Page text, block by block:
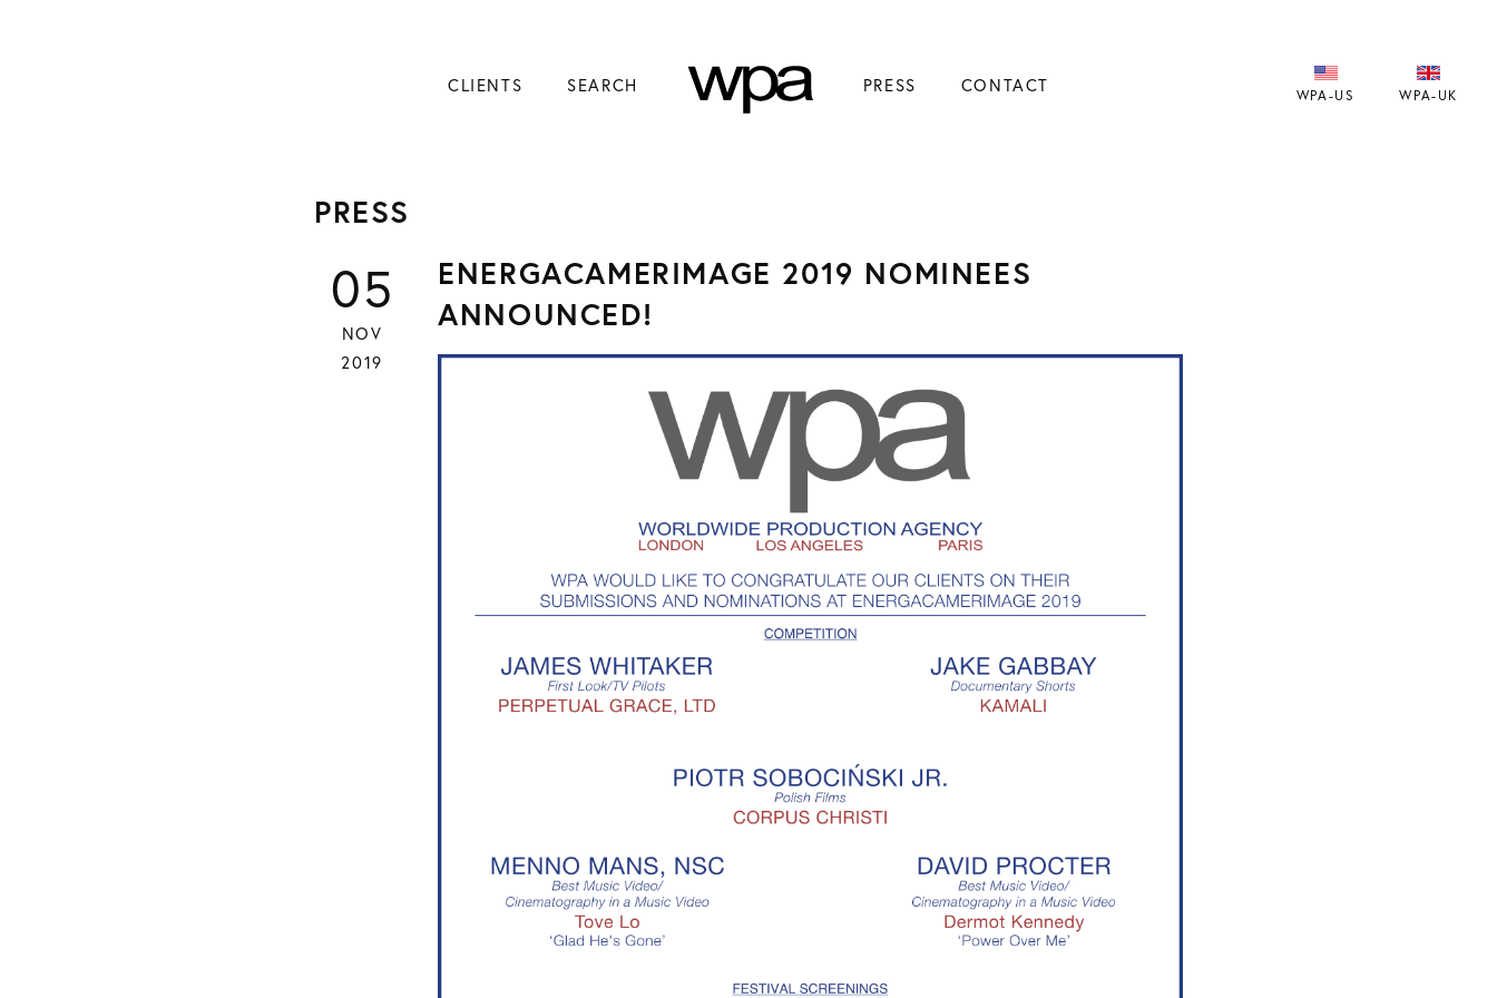
CLIENTS SEARCH PRESS CONTACT WPA-US WPA-UK
PRESS
05
NOV
2019
ENERGACAMERIMAGE 2019 NOMINEES
ANNOUNCED!